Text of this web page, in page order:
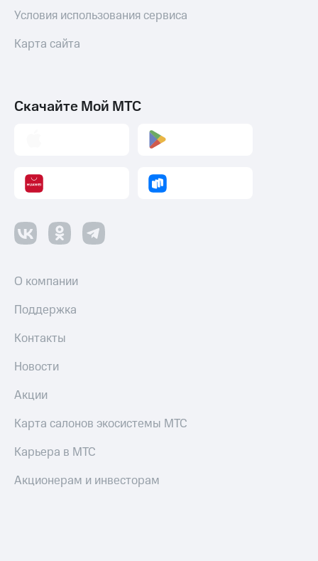
Условия использования сервиса
Карта сайта
Скачайте Мой МТС
О компании
Поддержка
Контакты
Новости
Акции
Карта салонов экосистемы МТС
Карьера в МТС
Акционерам и инвесторам